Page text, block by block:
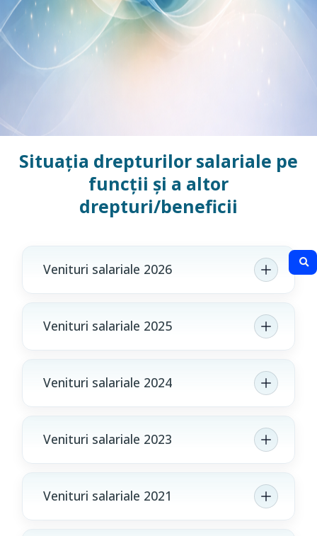
Situația drepturilor salariale pe
funcții și a altor
drepturi/beneficii
Venituri salariale 2026
Venituri salariale 2025
Venituri salariale 2024
Venituri salariale 2023
Venituri salariale 2021